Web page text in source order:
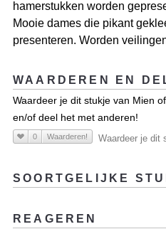
hamerstukken worden
Mooie dames die pikant
presenteren. Worden
WAARDEREN EN
Waardeer je dit stukje van Mien
en/of deel het met anderen!
0 Waarderen! Waardeer je dit
SOORTGELIJKE
REAGEREN